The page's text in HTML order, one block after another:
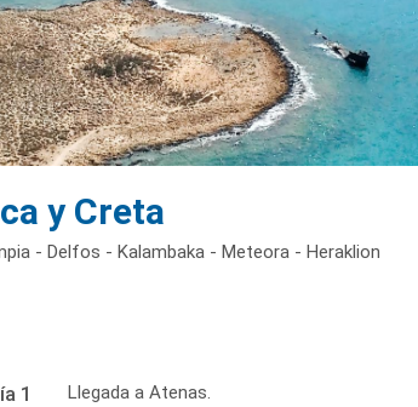
y Creta
- Delfos - Kalambaka - Meteora - Heraklion
1 Llegada a Atenas.